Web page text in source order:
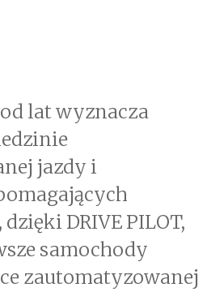
lat wyznacza
jazdy i
DRIVE PILOT,
samochody
zautomatyzowanej